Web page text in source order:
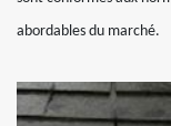
abordables du marché.